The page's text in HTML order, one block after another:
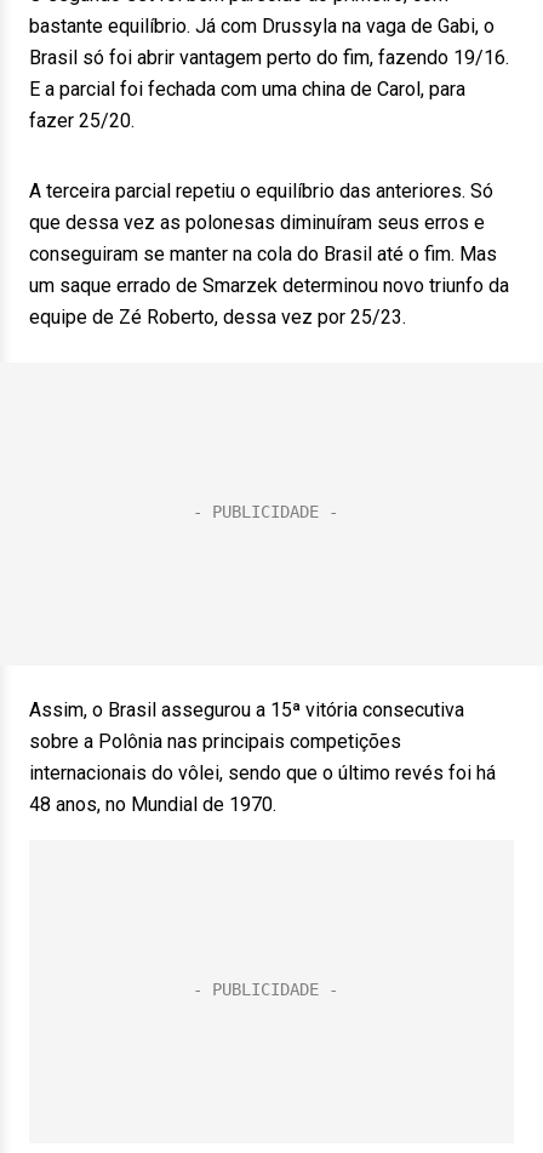
bastante equilíbrio. Já com Drussyla na vaga de Gabi, o
Brasil só foi abrir vantagem perto do fim, fazendo 19/16.
E a parcial foi fechada com uma china de Carol, para
fazer 25/20.
A terceira parcial repetiu o equilíbrio das anteriores. Só
que dessa vez as polonesas diminuíram seus erros e
conseguiram se manter na cola do Brasil até o fim. Mas
um saque errado de Smarzek determinou novo triunfo da
equipe de Zé Roberto, dessa vez por 25/23.
Assim, o Brasil assegurou a 15ª vitória consecutiva
sobre a Polônia nas principais competições
internacionais do vôlei, sendo que o último revés foi há
48 anos, no Mundial de 1970.